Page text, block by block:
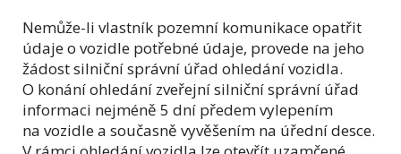
Nemůže-li vlastník pozemní komunikace opatřit
údaje o vozidle potřebné údaje, provede na jeho
žádost silniční správní úřad ohledání vozidla.
O konání ohledání zveřejní silniční správní úřad
informaci nejméně 5 dní předem vylepením
na vozidle a současně vyvěšením na úřední desce.